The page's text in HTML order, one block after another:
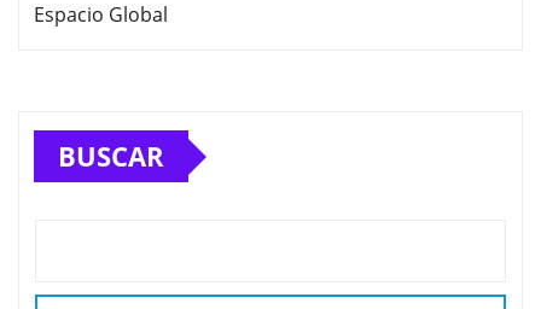
Espacio Global
BUSCAR